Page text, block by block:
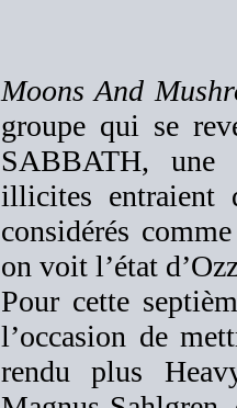
Moons And
groupe qui se
SABBATH, une
illicites entraient
considérés
on voit l’état
Pour cette
l’occasion de
rendu plus